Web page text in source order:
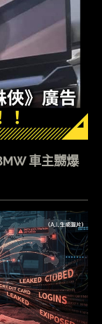
車主嬲爆